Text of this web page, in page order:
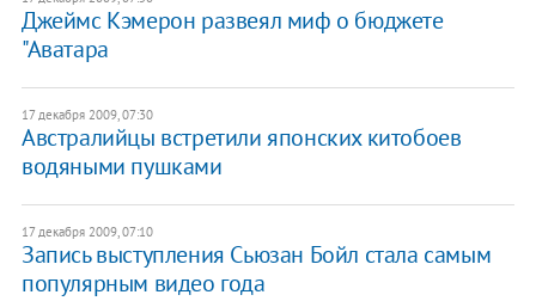
Джеймс Кэмерон развеял миф о бюджете
"Аватара
17 декабря 2009, 07:30
Австралийцы встретили японских китобоев
водяными пушками
17 декабря 2009, 07:10
Запись выступления Сьюзан Бойл стала самым
популярным видео года